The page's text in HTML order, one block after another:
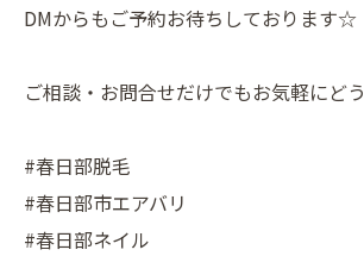
DMからもご予約お待ちしております☆
ご相談・お問合せだけでもお気軽にど
#春日部脱毛
#春日部市エアバリ
#春日部ネイル